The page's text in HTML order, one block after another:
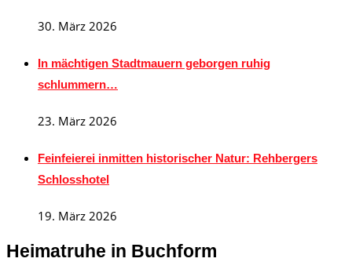
30. März 2026
In mächtigen Stadtmauern geborgen ruhig
schlummern…
23. März 2026
Feinfeierei inmitten historischer Natur: Rehbergers
Schlosshotel
19. März 2026
Heimatruhe in Buchform